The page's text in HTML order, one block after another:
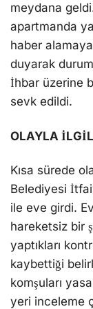
meydana
apartmanda
haber
duyarak
İhbar üzerine
sevk edildi.
OLAYLA
Kısa sürede
Belediyesi
ile eve girdi.
hareketsiz bir
yaptıkları
kaybettiği
komşuları
yeri inceleme